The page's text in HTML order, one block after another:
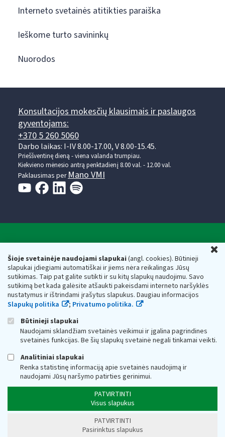
Šioje svetainėje naudojami slapukai(angl. cookies). Būtinieji
slapukai įdiegiami automatiškai ir jiems nėra reikalingas Jūsų
sutikimas. Taip pat galite sutikti ir su kitų slapukų naudojimu. Savo
sutikimą bet kada galėsite atšaukti pakeisdami interneto naršyklės
nustatymus ir ištrindami įrašytus slapukus. Daugiau informacijos
Slapukų politika
; Privatumo politika.
Būtinieji slapukai
Naudojami sklandžiam svetainės veikimui ir įgalina pagrindines
svetainės funkcijas. Be šių slapukų svetainė negali tinkamai veikti.
Analitiniai slapukai
Renka statistinę informaciją apie svetainės naudojimą ir
naudojami Jūsų naršymo patirties gerinimui.
PATVIRTINTI
Visus slapukus
PATVIRTINTI
Pasirinktus slapukus
Interneto svetainės atitikties paraiška
Ieškome turto savininkų
Nuorodos
Konsultacijos mokesčių klausimais ir paslaugos
gyventojams:
+370 5 260 5060
Darbo laikas: I-IV 8.00-17.00, V 8.00-15.45.
Prieššventinę dieną - viena valanda trumpiau.
Kiekvieno mėnesio antrą penktadienį 8.00 val. - 12.00 val.
Paklausimas per Mano VMI
Respublikos finansų ministerijos
Biudžetinė įstaiga. Juridinio asmens kodas — 188659752,
adresas: Vasario 16-osios g. 14, 01107 Vilnius, Lietuva, el.paštas:
vmi@vmi.lt, E. pristatymo dėžutės adresas 188659752
Duomenys apie Valstybinę mokesčių inspekciją prie Lietuvos
Respublikos finansų ministerijos kaupiami ir saugomi Juridinių